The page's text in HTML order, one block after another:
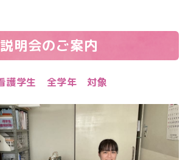
明会のご案内
護学生 全学年 対象